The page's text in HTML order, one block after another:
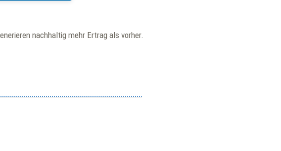
nachhaltig mehr Ertrag als vorher.